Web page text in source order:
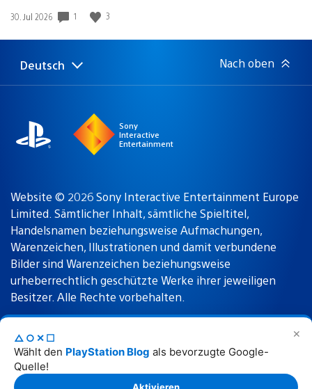
✕
△○✕☐
Wählt den PlayStation Blog als bevorzugte Google-
Quelle!
Gewinnspiel
Veröffentlichungsdatum:
30. Jul 2026 1 3
Select
a
Aktuelle
Region:
Deutsch Nach oben
Sony
Interactive
Entertainment
Website © 2026 Sony Interactive Entertainment Europe
Limited. Sämtlicher Inhalt, sämtliche Spieltitel,
Handelsnamen beziehungsweise Aufmachungen,
Warenzeichen, Illustrationen und damit verbundene
Bilder sind Warenzeichen beziehungsweise
urheberrechtlich geschützte Werke ihrer jeweiligen
Besitzer. Alle Rechte vorbehalten.
Nutzungsbedingungen Datenschutzrichtlinie
Rechtliche Hinweise